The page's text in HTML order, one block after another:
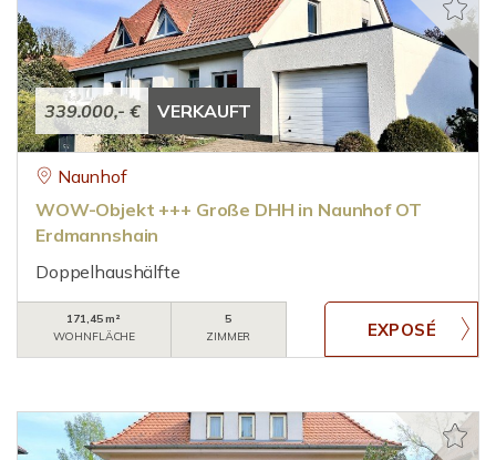
339.000,- € VERKAUFT
Naunhof
WOW-Objekt +++ Große DHH in Naunhof OT
Erdmannshain
Doppelhaushälfte
171,45 m²
WOHNFLÄCHE
5
ZIMMER